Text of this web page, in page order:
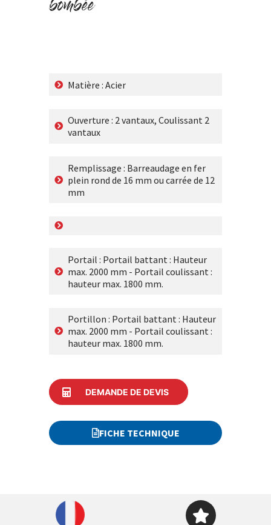
bombée
Matière : Acier
Ouverture : 2 vantaux, Coulissant 2
vantaux
Remplissage : Barreaudage en fer
plein rond de 16 mm ou carrée de 12
mm
Portail : Portail battant : Hauteur
max. 2000 mm - Portail coulissant :
hauteur max. 1800 mm.
Portillon : Portail battant : Hauteur
max. 2000 mm - Portail coulissant :
hauteur max. 1800 mm.
DEMANDE DE DEVIS
FICHE TECHNIQUE